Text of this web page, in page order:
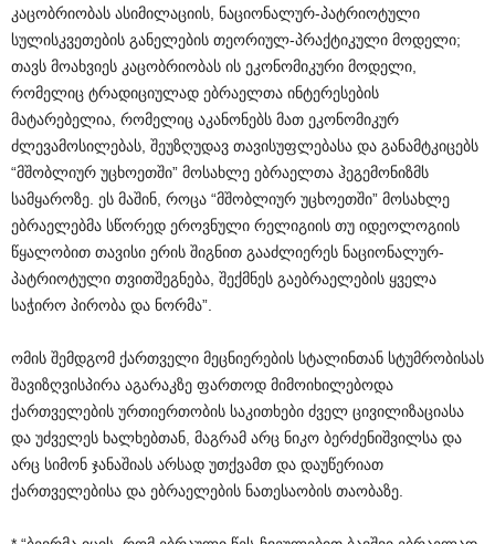
კაცობრიობას ასიმილაციის, ნაციონალურ-პატრიოტული
სულისკვეთების განელების თეორიულ-პრაქტიკული მოდელი;
თავს მოახვიეს კაცობრიობას ის ეკონომიკური მოდელი,
რომელიც ტრადიციულად ებრაელთა ინტერესების
მატარებელია, რომელიც აკანონებს მათ ეკონომიკურ
ძლევამოსილებას, შეუზღუდავ თავისუფლებასა და განამტკიცებს
“მშობლიურ უცხოეთში” მოსახლე ებრაელთა ჰეგემონიზმს
სამყაროზე. ეს მაშინ, როცა “მშობლიურ უცხოეთში” მოსახლე
ებრაელებმა სწორედ ეროვნული რელიგიის თუ იდეოლოგიის
წყალობით თავისი ერის შიგნით გააძლიერეს ნაციონალურ-
პატრიოტული თვითშეგნება, შექმნეს გაებრაელების ყველა
საჭირო პირობა და ნორმა”.
ომის შემდგომ ქართველი მეცნიერების სტალინთან სტუმრობისას
შავიზღვისპირა აგარაკზე ფართოდ მიმოიხილებოდა
ქართველების ურთიერთობის საკითხები ძველ ცივილიზაციასა
და უძველეს ხალხებთან, მაგრამ არც ნიკო ბერძენიშვილსა და
არც სიმონ ჯანაშიას არსად უთქვამთ და დაუწერიათ
ქართველებისა და ებრაელების ნათესაობის თაობაზე.